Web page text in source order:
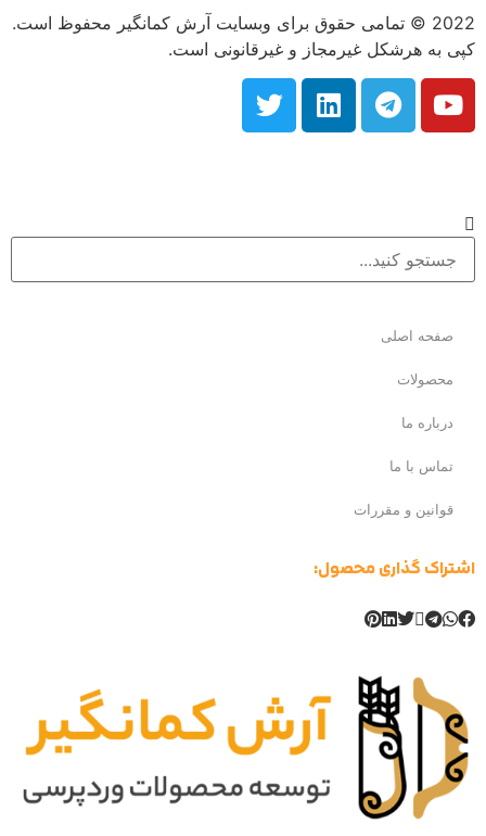
2022
©تمامی حقوق برای وبسایت آرش کمانگیر محفوظ است.
کپی به هرشکل غیرمجاز و غیرقانونی است.
صفحه اصلی
محصولات
درباره ما
تماس با ما
قوانین و مقررات
اشتراک گذاری محصول: